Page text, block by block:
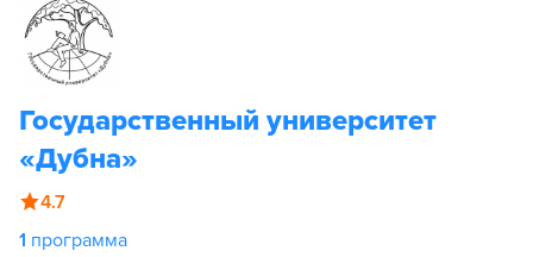
Государственный университет
«Дубна»
4.7
1 программа